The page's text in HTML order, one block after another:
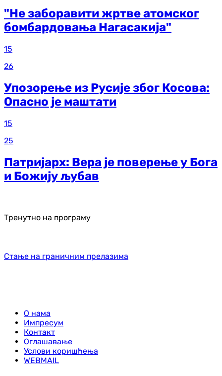
"Не заборавити жртве атомског
бомбардовања Нагасакија"
15
26
Упозорење из Русије због Косова:
Опасно је маштати
15
25
Патријарх: Вера је поверење у Бога
и Божију љубав
Тренутно на програму
Стање на граничним прелазима
О нама
Импресум
Контакт
Оглашавање
Услови коришћења
WEBMAIL